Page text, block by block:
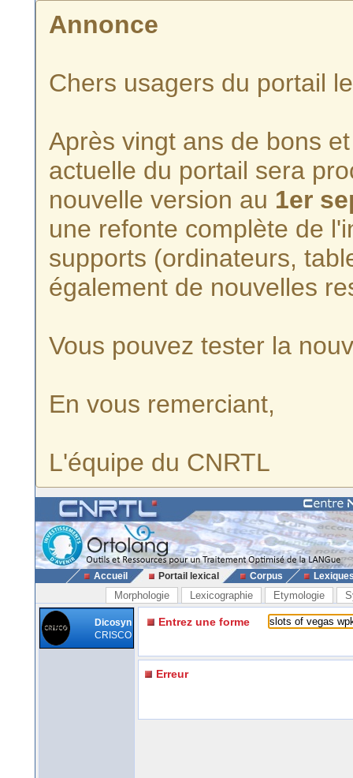
Annonce
Chers usagers du portail
Après vingt ans de bons
actuelle du portail sera
nouvelle version au 1er
une refonte complète de
supports (ordinateurs,
également de nouvelles
Vous pouvez tester la
En vous remerciant,
L'équipe du CNRTL
Accueil Portail lexical Corpus
Morphologie Lexicographie Etymologie
Dicosyn
CRISCO
Entrez une forme
Erreur